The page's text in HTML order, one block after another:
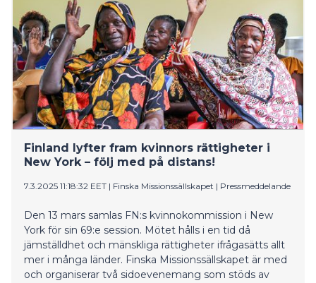
tarkastelussa ovat ekologinen, sosiaalinen,
taloudellinen ja kulttuurinen kestävyys.
Finland lyfter fram kvinnors rättigheter i
New York – följ med på distans!
7.3.2025 11:18:32 EET | Finska Missionssällskapet | Pressmeddelande
Den 13 mars samlas FN:s kvinnokommission i New
York för sin 69:e session. Mötet hålls i en tid då
jämställdhet och mänskliga rättigheter ifrågasätts allt
mer i många länder. Finska Missionssällskapet är med
och organiserar två sidoevenemang som stöds av